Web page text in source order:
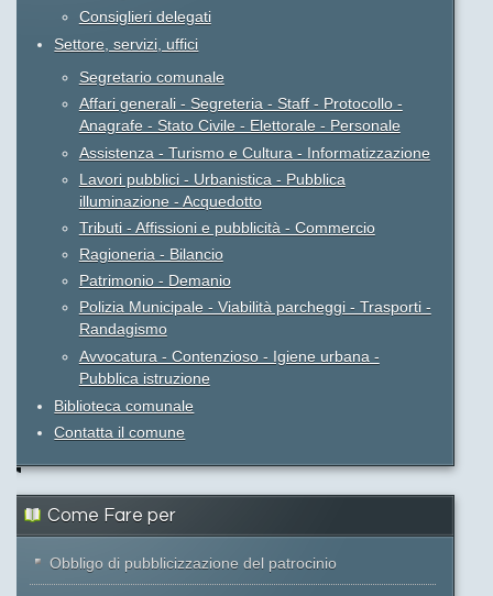
Consiglieri delegati
Settore, servizi, uffici
Segretario comunale
Affari generali - Segreteria - Staff - Protocollo -
Anagrafe - Stato Civile - Elettorale - Personale
Assistenza - Turismo e Cultura - Informatizzazione
Lavori pubblici - Urbanistica - Pubblica
illuminazione - Acquedotto
Tributi - Affissioni e pubblicità - Commercio
Ragioneria - Bilancio
Patrimonio - Demanio
Polizia Municipale - Viabilità parcheggi - Trasporti -
Randagismo
Avvocatura - Contenzioso - Igiene urbana -
Pubblica istruzione
Biblioteca comunale
Contatta il comune
Come Fare per
Obbligo di pubblicizzazione del patrocinio